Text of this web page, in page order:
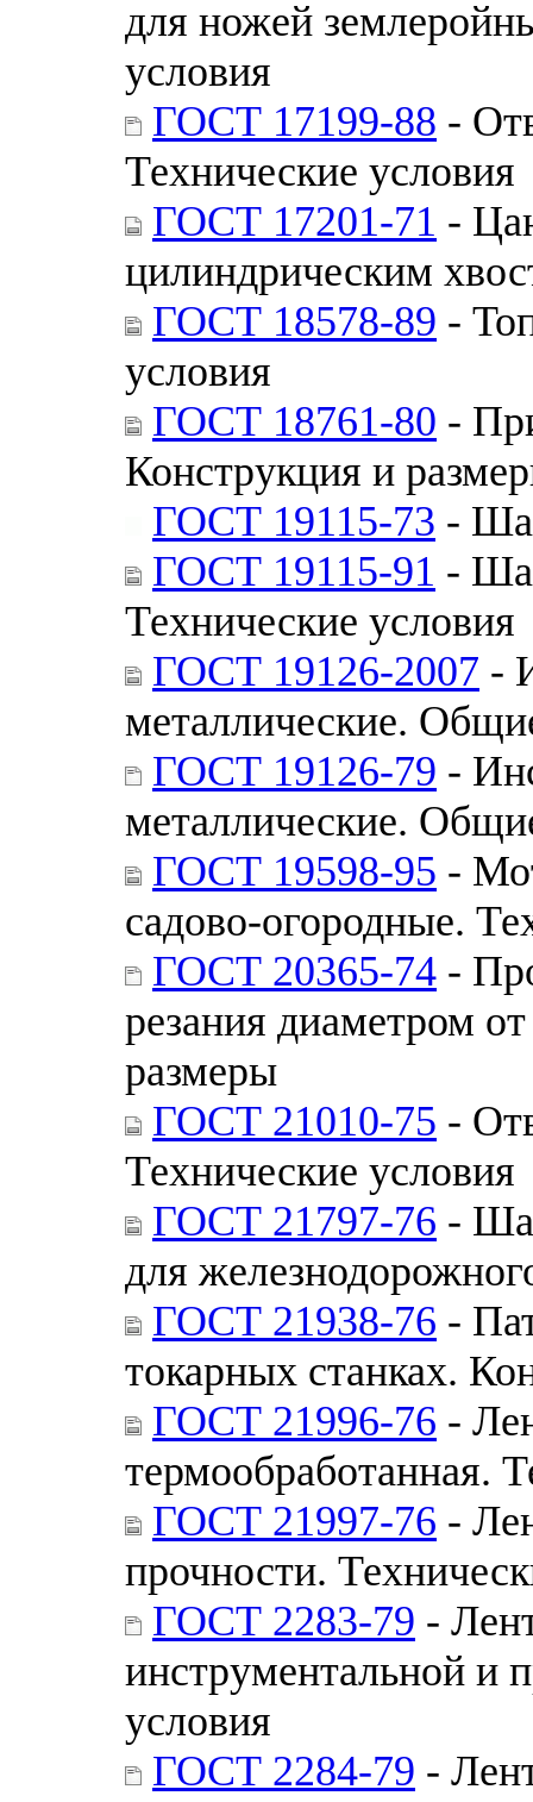
для ножей
условия
ГОСТ 17199-88 -
Технические условия
ГОСТ 17201-71 -
цилиндрическим
ГОСТ 18578-89 -
условия
ГОСТ 18761-80 -
Конструкция и
ГОСТ 19115-73 -
ГОСТ 19115-91 -
Технические условия
ГОСТ 19126-2007 -
металлические.
ГОСТ 19126-79 -
металлические.
ГОСТ 19598-95 -
садово-огородные.
ГОСТ 20365-74 -
резания диаметром
размеры
ГОСТ 21010-75 -
Технические условия
ГОСТ 21797-76 -
для
ГОСТ 21938-76 -
токарных станках.
ГОСТ 21996-76 -
термообработанная.
ГОСТ 21997-76 -
прочности.
ГОСТ 2283-79 -
инструментальной и
условия
ГОСТ 2284-79 -